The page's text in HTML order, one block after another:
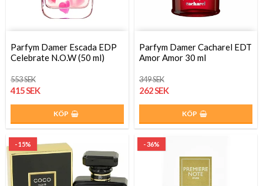
Parfym Damer Escada EDP
Celebrate N.O.W (50 ml)
553 SEK
415 SEK
KÖP
Parfym Damer Cacharel EDT
Amor Amor 30 ml
349 SEK
262 SEK
KÖP
- 15% - 36%